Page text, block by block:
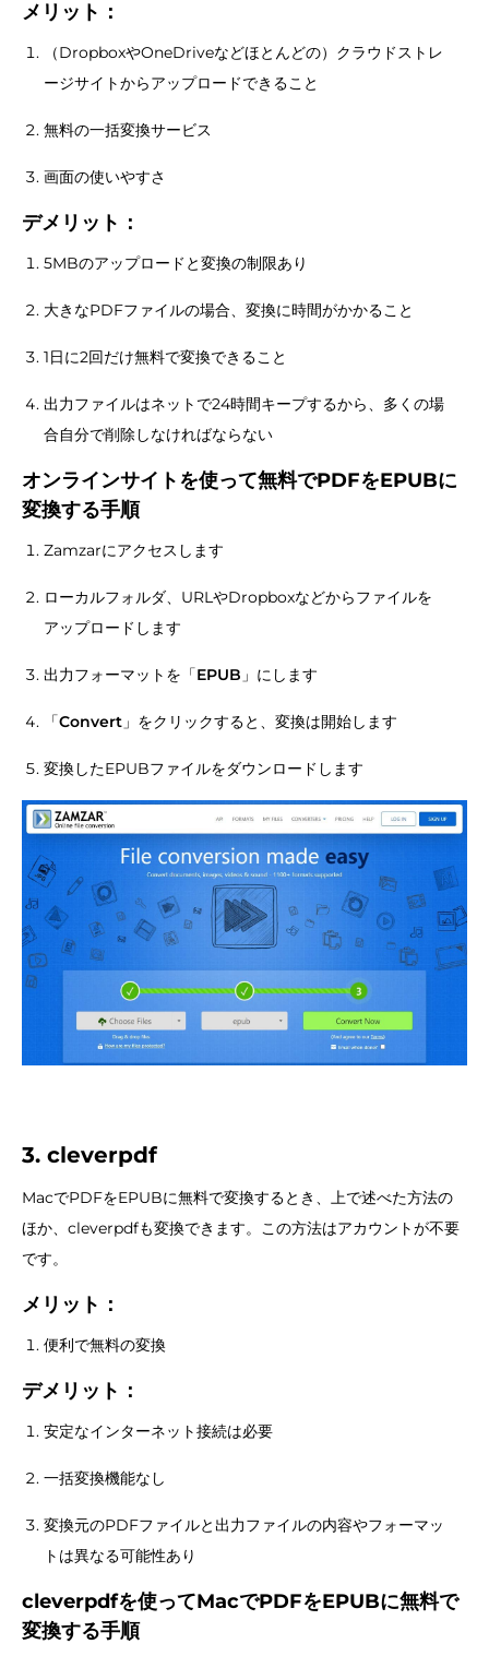
メリット：
（DropboxやOneDriveなどほとんどの）クラウドストレ
ージサイトからアップロードできること
無料の一括変換サービス
画面の使いやすさ
デメリット：
5MBのアップロードと変換の制限あり
大きなPDFファイルの場合、変換に時間がかかること
1日に2回だけ無料で変換できること
出力ファイルはネットで24時間キープするから、多くの場
合自分で削除しなければならない
オンラインサイトを使って無料でPDFをEPUBに
変換する手順
Zamzarにアクセスします
ローカルフォルダ、URLやDropboxなどからファイルを
アップロードします
出力フォーマットを「EPUB 」にします
「Convert 」をクリックすると、変換は開始します
変換したEPUBファイルをダウンロードします
3. cleverpdf
MacでPDFをEPUBに無料で変換するとき、上で述べた方法の
ほか、cleverpdfも変換できます。この方法はアカウントが不要
です。
メリット：
便利で無料の変換
デメリット：
安定なインターネット接続は必要
一括変換機能なし
変換元のPDFファイルと出力ファイルの内容やフォーマッ
トは異なる可能性あり
cleverpdfを使ってMacでPDFをEPUBに無料で
変換する手順